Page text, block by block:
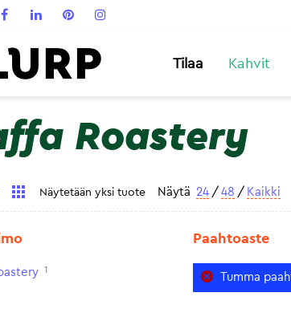
Tilaa Kahvit
Roastery
Näytetään yksi tuote Näytä 24 / 48 / Kaikki
1
Paahtoaste
Tumma